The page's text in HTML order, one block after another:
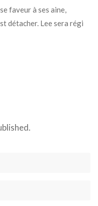
faveur à ses aine,
détacher. Lee sera régi